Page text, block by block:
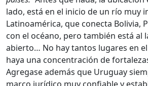
lado, está en el inicio de un río muy
Latinoamérica, que conecta Bolivia,
con el océano, pero también está al
abierto… No hay tantos lugares en
haya una concentración de
Agregase además que Uruguay